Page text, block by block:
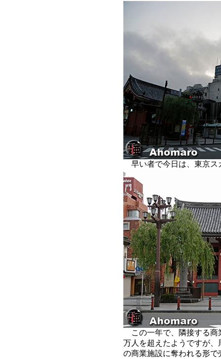
早い者で今日は、東京ス
この一年で、隣接する商
万人を超えたようですが
の商業施設に奪われる形